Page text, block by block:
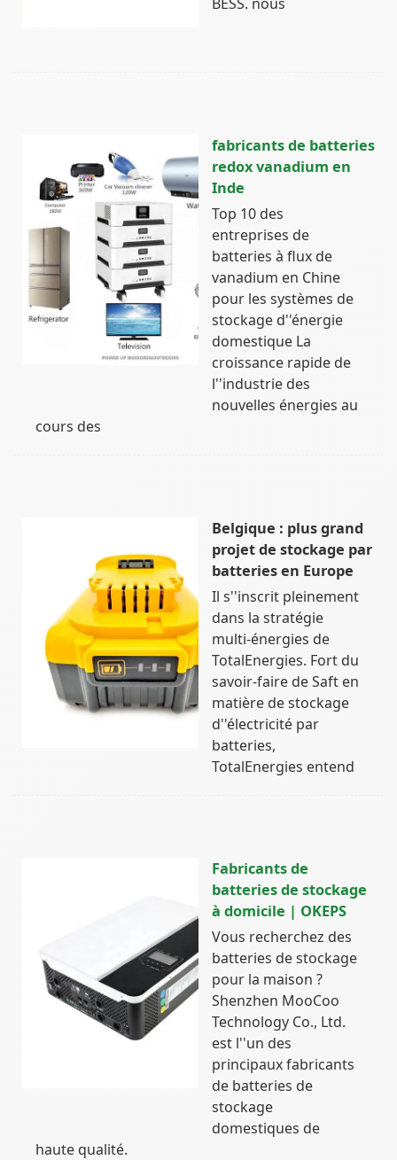
fabricants de batteries
redox vanadium en
Inde
Top 10 des
entreprises de
batteries à flux de
vanadium en Chine
pour les systèmes de
stockage d''énergie
domestique La
croissance rapide de
l''industrie des
nouvelles énergies au
cours des
Belgique : plus grand
projet de stockage par
batteries en Europe
Il s''inscrit pleinement
dans la stratégie
multi-énergies de
TotalEnergies. Fort du
savoir-faire de Saft en
matière de stockage
d''électricité par
batteries,
TotalEnergies entend
Fabricants de
batteries de stockage
à domicile | OKEPS
Vous recherchez des
batteries de stockage
pour la maison ?
Shenzhen MooCoo
Technology Co., Ltd.
est l''un des
principaux fabricants
de batteries de
stockage
domestiques de
haute qualité.